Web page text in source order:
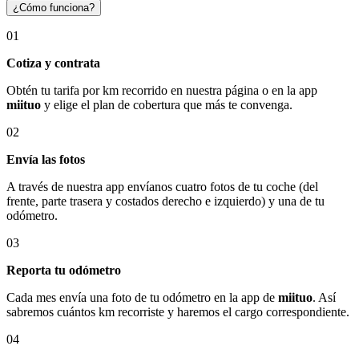
¿Cómo funciona?
01
Cotiza y contrata
Obtén tu tarifa por km recorrido en nuestra página o en la app
miituo y elige el plan de cobertura que más te convenga.
02
Envía las fotos
A través de nuestra app envíanos cuatro fotos de tu coche (del
frente, parte trasera y costados derecho e izquierdo) y una de tu
odómetro.
03
Reporta tu odómetro
Cada mes envía una foto de tu odómetro en la app de miituo. Así
sabremos cuántos km recorriste y haremos el cargo correspondiente.
04